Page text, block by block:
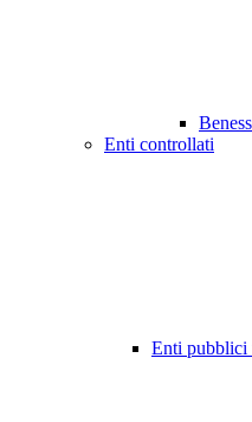
Enti controllati
Enti pubblici